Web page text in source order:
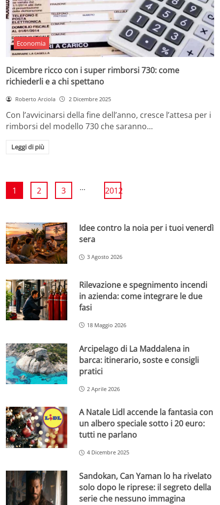
Economia
Dicembre ricco con i super rimborsi 730: come
richiederli e a chi spettano
Roberto Arciola 2 Dicembre 2025
Con l’avvicinarsi della fine dell’anno, cresce l’attesa per i
rimborsi del modello 730 che saranno…
Leggi di più
1 2 3 ... 2012
Idee contro la noia per i tuoi venerdì
sera
3 Agosto 2026
Rilevazione e spegnimento incendi
in azienda: come integrare le due
fasi
18 Maggio 2026
Arcipelago di La Maddalena in
barca: itinerario, soste e consigli
pratici
2 Aprile 2026
A Natale Lidl accende la fantasia con
un albero speciale sotto i 20 euro:
tutti ne parlano
4 Dicembre 2025
Sandokan, Can Yaman lo ha rivelato
solo dopo le riprese: il segreto della
serie che nessuno immagina